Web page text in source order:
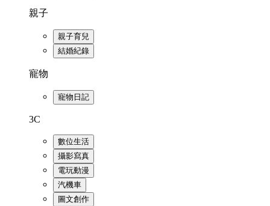
親子
親子育兒
結婚紀錄
寵物
寵物日記
3C
數位生活
攝影寫真
電玩動漫
汽機車
圖文創作